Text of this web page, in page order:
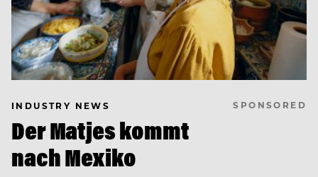
INDUSTRY NEWS SPONSORED
Der Matjes kommt
nach Mexiko